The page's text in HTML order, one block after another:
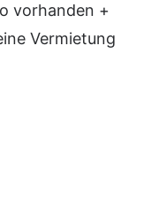
vorhanden +
Vermietung